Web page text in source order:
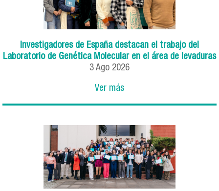
Investigadores de España destacan el trabajo del
Laboratorio de Genética Molecular en el área de levaduras
3 Ago 2026
Ver más